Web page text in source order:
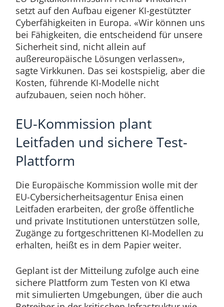
setzt auf den Aufbau eigener KI-gestützter
Cyberfähigkeiten in Europa. «Wir können uns
bei Fähigkeiten, die entscheidend für unsere
Sicherheit sind, nicht allein auf
außereuropäische Lösungen verlassen»,
sagte Virkkunen. Das sei kostspielig, aber die
Kosten, führende KI-Modelle nicht
aufzubauen, seien noch höher.
EU-Kommission plant
Leitfaden und sichere Test-
Plattform
Die Europäische Kommission wolle mit der
EU-Cybersicherheitsagentur Enisa einen
Leitfaden erarbeiten, der große öffentliche
und private Institutionen unterstützen solle,
Zugänge zu fortgeschrittenen KI-Modellen zu
erhalten, heißt es in dem Papier weiter.
Geplant ist der Mitteilung zufolge auch eine
sichere Plattform zum Testen von KI etwa
mit simulierten Umgebungen, über die auch